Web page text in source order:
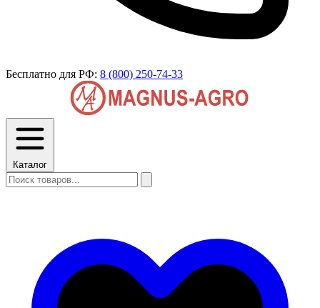
Бесплатно для РФ: 8 (800) 250-74-33
Каталог